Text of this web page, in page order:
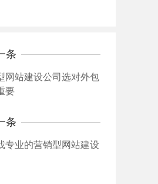
条
网站建设公司选对外包
要
条
专业的营销型网站建设